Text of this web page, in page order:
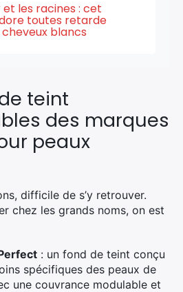
les racines : cet
toutes retarde
blancs
teint
des marques
peaux
difficile de s’y retrouver.
chez les grands noms, on est
: un fond de teint conçu
spécifiques des peaux de
une couvrance modulable et